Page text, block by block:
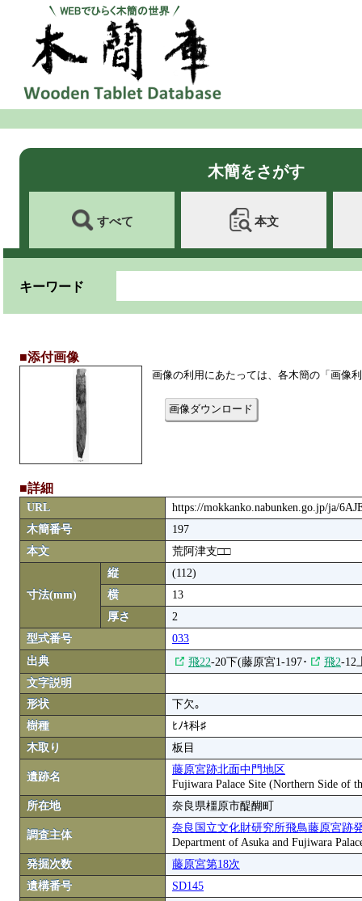
木簡をさがす
すべて 本文
キーワード
■添付画像
画像の利用にあたっては、各木簡の「画像
画像ダウンロード
■詳細
URL
https://mokkanko.nabunken.go.jp/ja/
木簡番号
197
本文
荒阿津支□□
寸法(mm)
縦
(112)
横
13
厚さ
2
型式番号
033
出典
飛22-20下(藤原宮1-197･ 飛2-12
文字説明
形状
下欠｡
樹種
ﾋﾉｷ科♯
木取り
板目
遺跡名
藤原宮跡北面中門地区
Fujiwara Palace Site (Northern Side of
所在地
奈良県橿原市醍醐町
調査主体
奈良国立文化財研究所飛鳥藤原宮跡
Department of Asuka and Fujiwara
発掘次数
藤原宮第18次
遺構番号
SD145